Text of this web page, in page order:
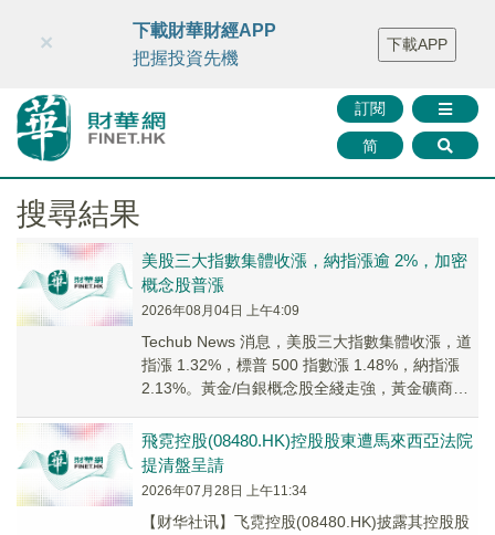
財華智庫網 FINTV FINMETA 財華證券 媒體矩陣
智庫沙龍
聯絡我們
訂閱
简
×
下載財華財經APP
把握投資先機
下載APP
搜尋結果
美股三大指數集體收漲，納指漲逾 2%，加密
概念股普漲
2026年08月04日 上午4:09
Techub News 消息，美股三大指數集體收漲，道
指漲 1.32%，標普 500 指數漲 1.48%，納指漲
2.13%。黃金/白銀概念股全綫走強，黃金礦商
飛霓控股(08480.HK)控股股東遭馬來西亞法院
提清盤呈請
2026年07月28日 上午11:34
【财华社讯】飞霓控股(08480.HK)披露其控股股